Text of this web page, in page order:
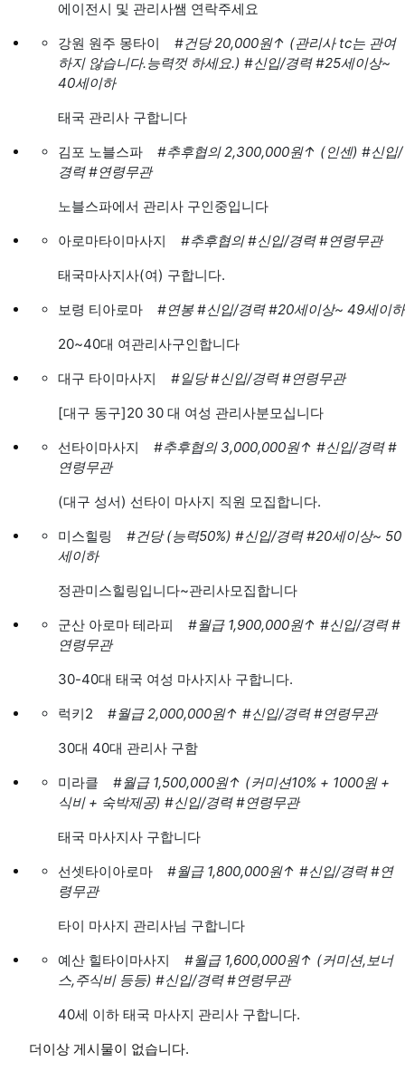
에이전시 및 관리사쌤 연락주세요
강원 원주 몽타이
#건당 20,000원↑ (관리사 tc는 관여
하지 않습니다.능력껏 하세요.) #신입/경력 #25세이상~
40세이하
태국 관리사 구합니다
김포 노블스파
#추후협의 2,300,000원↑ (인센) #신입/
경력 #연령무관
노블스파에서 관리사 구인중입니다
아로마타이마사지
#추후협의 #신입/경력 #연령무관
태국마사지사(여) 구합니다.
보령 티아로마
#연봉 #신입/경력 #20세이상~ 49세이하
20~40대 여관리사구인합니다
대구 타이마사지
#일당 #신입/경력 #연령무관
[대구 동구]20 30 대 여성 관리사분모십니다
선타이마사지
#추후협의 3,000,000원↑ #신입/경력 #
연령무관
(대구 성서) 선타이 마사지 직원 모집합니다.
미스힐링
#건당 (능력50%) #신입/경력 #20세이상~ 50
세이하
정관미스힐링입니다~관리사모집합니다
군산 아로마 테라피
#월급 1,900,000원↑ #신입/경력 #
연령무관
30-40대 태국 여성 마사지사 구합니다.
럭키2
#월급 2,000,000원↑ #신입/경력 #연령무관
30대 40대 관리사 구함
미라클
#월급 1,500,000원↑ (커미션10% + 1000원 +
식비 + 숙박제공) #신입/경력 #연령무관
태국 마사지사 구합니다
선셋타이아로마
#월급 1,800,000원↑ #신입/경력 #연
령무관
타이 마사지 관리사님 구합니다
예산 힐타이마사지
#월급 1,600,000원↑ (커미션,보너
스,주식비 등등) #신입/경력 #연령무관
40세 이하 태국 마사지 관리사 구합니다.
더이상 게시물이 없습니다.